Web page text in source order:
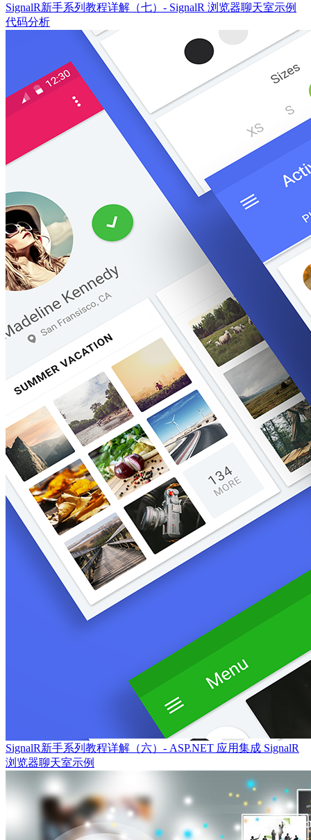
SignalR新手系列教程详解（七）- SignalR 浏览器聊天室示例
代码分析
SignalR新手系列教程详解（六）- ASP.NET 应用集成 SignalR
浏览器聊天室示例